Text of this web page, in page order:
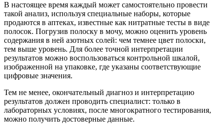
В настоящее время каждый может самостоятельно провести
такой анализ, используя специальные наборы, которые
продаются в аптеках, известные как нитратные тесты в виде
полосок. Погрузив полоску в мочу, можно оценить уровень
содержания в ней азотных солей: чем темнее цвет полоски,
тем выше уровень. Для более точной интерпретации
результатов можно воспользоваться контрольной шкалой,
изображенной на упаковке, где указаны соответствующие
цифровые значения.
Тем не менее, окончательный диагноз и интерпретацию
результатов должен проводить специалист: только в
лабораторных условиях, после многократного тестирования,
можно получить достоверные данные.